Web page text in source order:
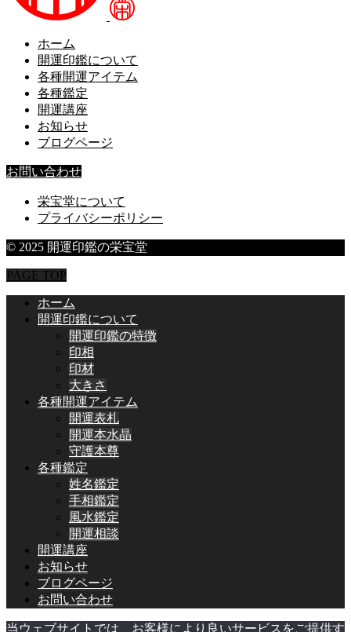
ホーム
開運印鑑について
各種開運アイテム
各種鑑定
開運講座
お知らせ
ブログページ
お問い合わせ
栄宝堂について
プライバシーポリシー
© 2025 開運印鑑の栄宝堂
PAGE TOP
ホーム
開運印鑑について
開運印鑑の特徴
印相
印材
大きさ
各種開運アイテム
開運表札
開運本水晶
守護本尊
各種鑑定
姓名鑑定
手相鑑定
風水鑑定
開運相談
開運講座
お知らせ
ブログページ
お問い合わせ
当ウェブサイトでは、お客様により良いサービスをご提供す